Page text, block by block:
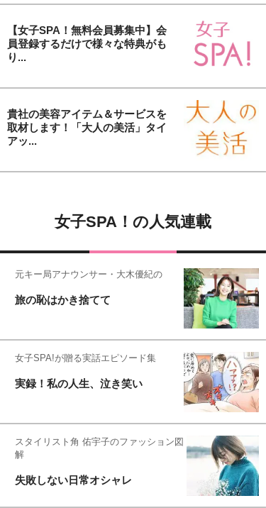
【女子SPA！無料会員募集中】会
員登録するだけで様々な特典がも
り...
貴社の美容アイテム＆サービスを
取材します！「大人の美活」タイ
アッ...
女子SPA！の人気連載
元キー局アナウンサー・大木優紀の
旅の恥はかき捨てて
女子SPA!が贈る実話エピソード集
実録！私の人生、泣き笑い
スタイリスト角 佑宇子のファッション図
解
失敗しない日常オシャレ